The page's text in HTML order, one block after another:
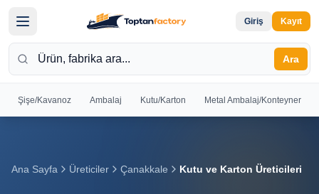
Giriş Kayıt
Ara
Şişe/Kavanoz Ambalaj Kutu/Karton Metal Ambalaj/Konteyner
Giriş yapın
Ana Sayfa Üreticiler Çanakkale Kutu ve Karton Üreticileri